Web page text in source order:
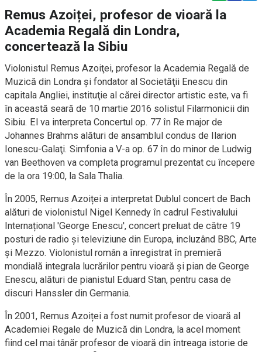
Remus Azoiței, profesor de vioară la
Academia Regală din Londra,
concertează la Sibiu
Violonistul Remus Azoiţei, profesor la Academia Regală de
Muzică din Londra şi fondator al Societăţii Enescu din
capitala Angliei, instituţie al cărei director artistic este, va fi
în această seară de 10 martie 2016 solistul Filarmonicii din
Sibiu. El va interpreta Concertul op. 77 în Re major de
Johannes Brahms alături de ansamblul condus de Ilarion
Ionescu-Galaţi. Simfonia a V-a op. 67 în do minor de Ludwig
van Beethoven va completa programul prezentat cu începere
de la ora 19:00, la Sala Thalia.
În 2005, Remus Azoiței a interpretat Dublul concert de Bach
alături de violonistul Nigel Kennedy în cadrul Festivalului
Internațional 'George Enescu', concert preluat de către 19
posturi de radio și televiziune din Europa, incluzând BBC, Arte
și Mezzo. Violonistul român a înregistrat în premieră
mondială integrala lucrărilor pentru vioară și pian de George
Enescu, alături de pianistul Eduard Stan, pentru casa de
discuri Hanssler din Germania.
În 2001, Remus Azoiței a fost numit profesor de vioară al
Academiei Regale de Muzică din Londra, la acel moment
fiind cel mai tânăr profesor de vioară din întreaga istorie de